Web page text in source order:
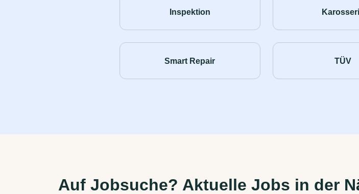
Inspektion
Smart Repair TÜV
Auf Jobsuche? Aktuelle Jobs in der